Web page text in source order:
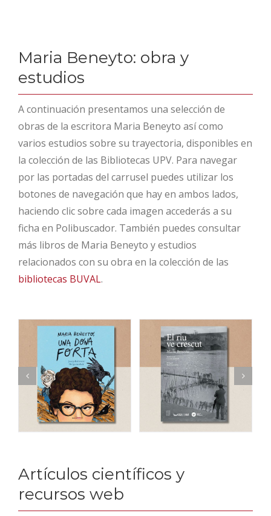
Maria Beneyto: obra y
estudios
A continuación presentamos una selección de
obras de la escritora Maria Beneyto así como
varios estudios sobre su trayectoria, disponibles en
la colección de las Bibliotecas UPV. Para navegar
por las portadas del carrusel puedes utilizar los
botones de navegación que hay en ambos lados,
haciendo clic sobre cada imagen accederás a su
ficha en Polibuscador. También puedes consultar
más libros de Maria Beneyto y estudios
relacionados con su obra en la colección de las
bibliotecas BUVAL.
Artículos científicos y
recursos web